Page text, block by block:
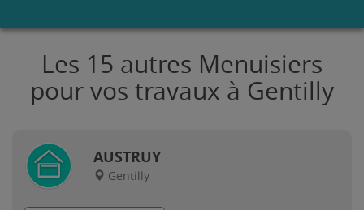
Les 15 autres Menuisiers
pour vos travaux à Gentilly
AUSTRUY
Gentilly